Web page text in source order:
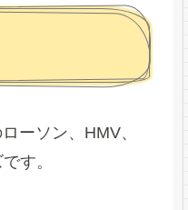
ーソン、HMV、
す。